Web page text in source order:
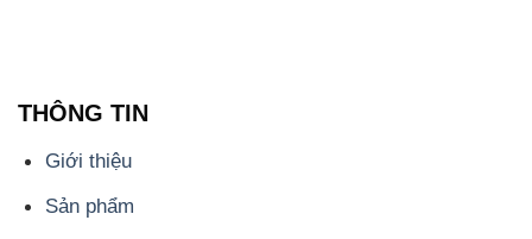
THÔNG TIN
Giới thiệu
Sản phẩm